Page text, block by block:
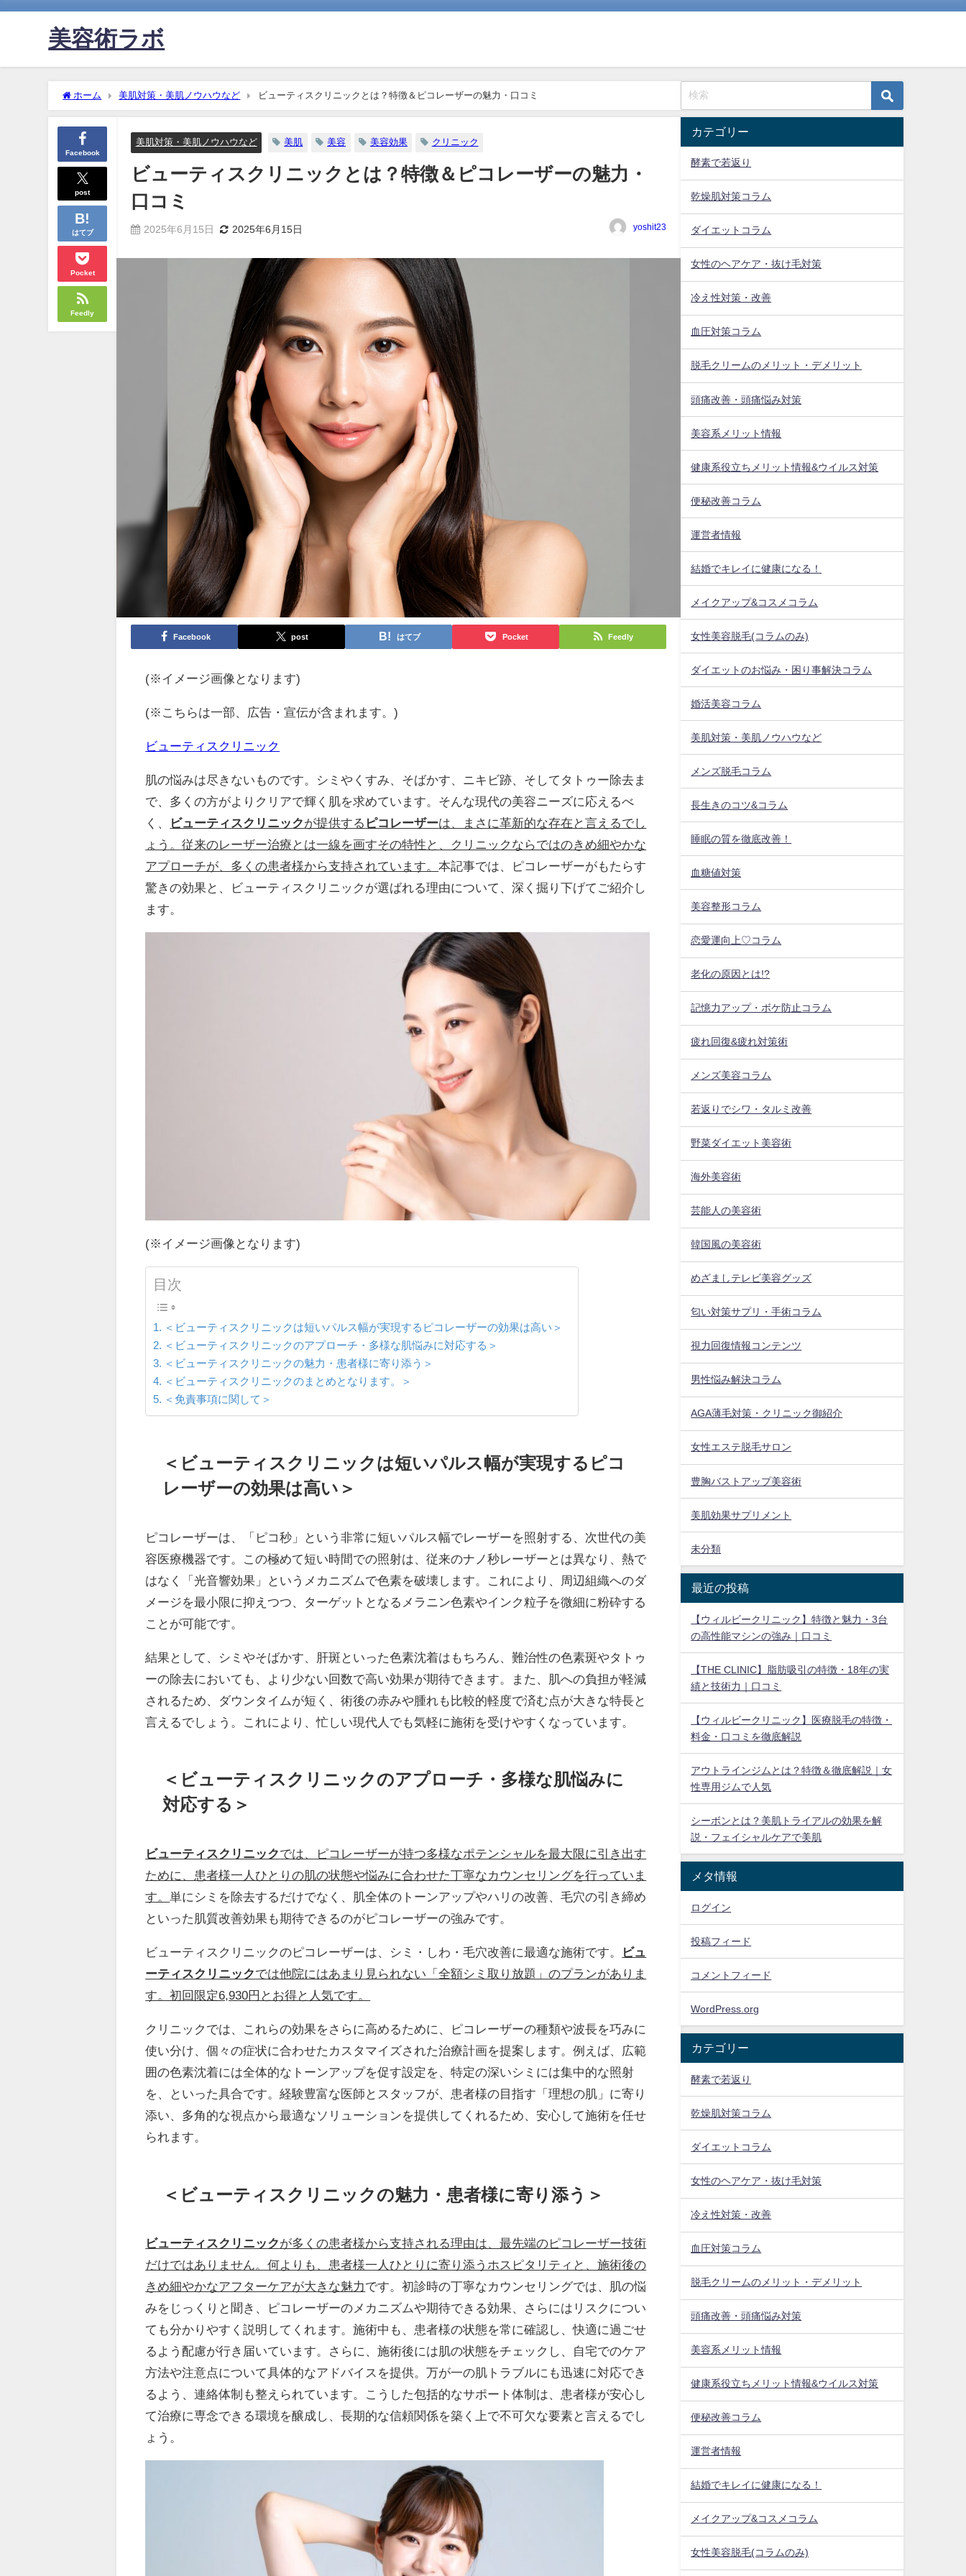
美容術ラボ
ホーム 美肌対策・美肌ノウハウなど ビューティスクリニックとは？特徴＆ピコレーザーの魅力・口コミ
Facebook
post
はてブ
Pocket
Feedly
美肌対策・美肌ノウハウなど 美肌 美容 美容効果 クリニック
ビューティスクリニックとは？特徴＆ピコレーザーの魅力・
口コミ
2025年6月15日 2025年6月15日 yoshit23
Facebook post はてブ Pocket Feedly
(※イメージ画像となります)
(※こちらは一部、広告・宣伝が含まれます。)
ビューティスクリニック
肌の悩みは尽きないものです。シミやくすみ、そばかす、ニキビ跡、そしてタトゥー除去ま
で、多くの方がよりクリアで輝く肌を求めています。そんな現代の美容ニーズに応えるべ
く、
ビューティスクリニックが提供する ピコレーザーは、まさに革新的な存在と言えるでし
ょう。従来のレーザー治療とは一線を画すその特性と、クリニックならではのきめ細やかな
アプローチが、多くの患者様から支持されています。本記事では、ピコレーザーがもたらす
驚きの効果と、ビューティスクリニックが選ばれる理由について、深く掘り下げてご紹介し
ます。
(※イメージ画像となります)
目次
＜ビューティスクリニックは短いパルス幅が実現するピコレーザーの効果は高い＞
＜ビューティスクリニックのアプローチ・多様な肌悩みに対応する＞
＜ビューティスクリニックの魅力・患者様に寄り添う＞
＜ビューティスクリニックのまとめとなります。＞
＜免責事項に関して＞
＜ビューティスクリニックは短いパルス幅が実現するピコ
レーザーの効果は高い＞
ピコレーザーは、「ピコ秒」という非常に短いパルス幅でレーザーを照射する、次世代の美
容医療機器です。この極めて短い時間での照射は、従来のナノ秒レーザーとは異なり、熱で
はなく「光音響効果」というメカニズムで色素を破壊します。これにより、周辺組織へのダ
メージを最小限に抑えつつ、ターゲットとなるメラニン色素やインク粒子を微細に粉砕する
ことが可能です。
結果として、シミやそばかす、肝斑といった色素沈着はもちろん、難治性の色素斑やタトゥ
ーの除去においても、より少ない回数で高い効果が期待できます。また、肌への負担が軽減
されるため、ダウンタイムが短く、術後の赤みや腫れも比較的軽度で済む点が大きな特長と
言えるでしょう。これにより、忙しい現代人でも気軽に施術を受けやすくなっています。
＜ビューティスクリニックのアプローチ・多様な肌悩みに
対応する＞
ビューティスクリニックでは、ピコレーザーが持つ多様なポテンシャルを最大限に引き出す
ために、患者様一人ひとりの肌の状態や悩みに合わせた丁寧なカウンセリングを行っていま
す。
単にシミを除去するだけでなく、肌全体のトーンアップやハリの改善、毛穴の引き締め
といった肌質改善効果も期待できるのがピコレーザーの強みです。
ビューティスクリニックのピコレーザーは、シミ・しわ・毛穴改善に最適な施術です。
ビュ
ーティスクリニックでは他院にはあまり見られない「全額シミ取り放題」のプランがありま
す。初回限定6,930円とお得と人気です。
クリニックでは、これらの効果をさらに高めるために、ピコレーザーの種類や波長を巧みに
使い分け、個々の症状に合わせたカスタマイズされた治療計画を提案します。例えば、広範
囲の色素沈着には全体的なトーンアップを促す設定を、特定の深いシミには集中的な照射
を、といった具合です。経験豊富な医師とスタッフが、患者様の目指す「理想の肌」に寄り
添い、多角的な視点から最適なソリューションを提供してくれるため、安心して施術を任せ
られます。
＜ビューティスクリニックの魅力・患者様に寄り添う＞
ビューティスクリニックが多くの患者様から支持される理由は、最先端のピコレーザー技術
だけではありません。何よりも、患者様一人ひとりに寄り添うホスピタリティと、施術後の
きめ細やかなアフターケアが大きな魅力です。初診時の丁寧なカウンセリングでは、肌の悩
みをじっくりと聞き、ピコレーザーのメカニズムや期待できる効果、さらにはリスクについ
ても分かりやすく説明してくれます。施術中も、患者様の状態を常に確認し、快適に過ごせ
るよう配慮が行き届いています。さらに、施術後には肌の状態をチェックし、自宅でのケア
方法や注意点について具体的なアドバイスを提供。万が一の肌トラブルにも迅速に対応でき
るよう、連絡体制も整えられています。こうした包括的なサポート体制は、患者様が安心し
て治療に専念できる環境を醸成し、長期的な信頼関係を築く上で不可欠な要素と言えるでし
ょう。
カテゴリー
酵素で若返り
乾燥肌対策コラム
ダイエットコラム
女性のヘアケア・抜け毛対策
冷え性対策・改善
血圧対策コラム
脱毛クリームのメリット・デメリット
頭痛改善・頭痛悩み対策
美容系メリット情報
健康系役立ちメリット情報&ウイルス対策
便秘改善コラム
運営者情報
結婚でキレイに健康になる！
メイクアップ&コスメコラム
女性美容脱毛(コラムのみ)
ダイエットのお悩み・困り事解決コラム
婚活美容コラム
美肌対策・美肌ノウハウなど
メンズ脱毛コラム
長生きのコツ&コラム
睡眠の質を徹底改善！
血糖値対策
美容整形コラム
恋愛運向上♡コラム
老化の原因とは!?
記憶力アップ・ボケ防止コラム
疲れ回復&疲れ対策術
メンズ美容コラム
若返りでシワ・タルミ改善
野菜ダイエット美容術
海外美容術
芸能人の美容術
韓国風の美容術
めざましテレビ美容グッズ
匂い対策サプリ・手術コラム
視力回復情報コンテンツ
男性悩み解決コラム
AGA薄毛対策・クリニック御紹介
女性エステ脱毛サロン
豊胸バストアップ美容術
美肌効果サプリメント
未分類
最近の投稿
【ウィルビークリニック】特徴と魅力・3台
の高性能マシンの強み｜口コミ
【THE CLINIC】脂肪吸引の特徴・18年の実
績と技術力｜口コミ
【ウィルビークリニック】医療脱毛の特徴・
料金・口コミを徹底解説
アウトラインジムとは？特徴＆徹底解説｜女
性専用ジムで人気
シーボンとは？美肌トライアルの効果を解
説・フェイシャルケアで美肌
メタ情報
ログイン
投稿フィード
コメントフィード
WordPress.org
カテゴリー
酵素で若返り
乾燥肌対策コラム
ダイエットコラム
女性のヘアケア・抜け毛対策
冷え性対策・改善
血圧対策コラム
脱毛クリームのメリット・デメリット
頭痛改善・頭痛悩み対策
美容系メリット情報
健康系役立ちメリット情報&ウイルス対策
便秘改善コラム
運営者情報
結婚でキレイに健康になる！
メイクアップ&コスメコラム
女性美容脱毛(コラムのみ)